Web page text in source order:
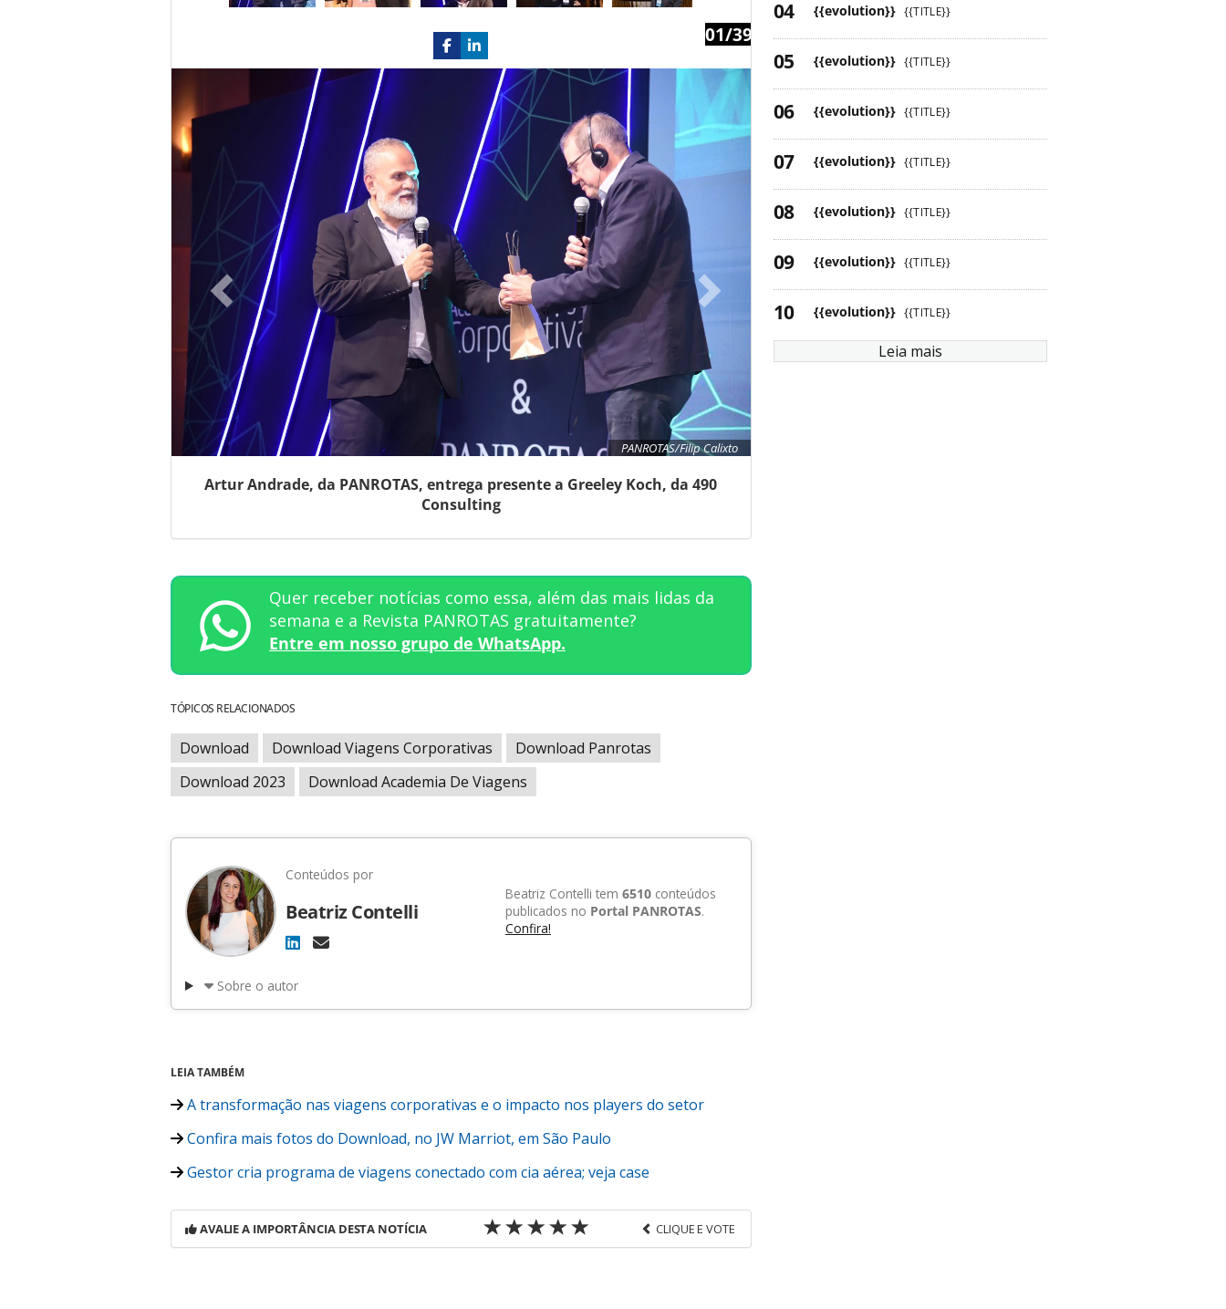
PANROTAS/Filip Calixto
01/39
Artur Andrade, da PANROTAS, entrega presente a Greeley Koch, da 490
Consulting
Next
Quer receber notícias como essa, além das mais lidas da
semana e a Revista PANROTAS gratuitamente?
Entre em nosso grupo de WhatsApp.
TÓPICOS RELACIONADOS
Download Download Viagens Corporativas
Download Panrotas
Download 2023
Download Academia De Viagens
Conteúdos por
Beatriz Contelli
Beatriz Contelli tem 6510 conteúdos
publicados no Portal PANROTAS.
Confira!
Sobre o autor
LEIA TAMBÉM
A transformação nas viagens corporativas e o impacto nos players do setor
Confira mais fotos do Download, no JW Marriot, em São Paulo
Gestor cria programa de viagens conectado com cia aérea; veja case
AVALIE A IMPORTÂNCIA DESTA NOTÍCIA CLIQUE E VOTE
{{evolution}} {{TITLE}}
{{evolution}} {{TITLE}}
{{evolution}} {{TITLE}}
{{evolution}} {{TITLE}}
{{evolution}} {{TITLE}}
{{evolution}} {{TITLE}}
{{evolution}} {{TITLE}}
Leia mais